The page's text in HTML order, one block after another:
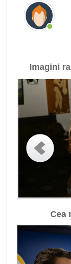
Imagini
Cea